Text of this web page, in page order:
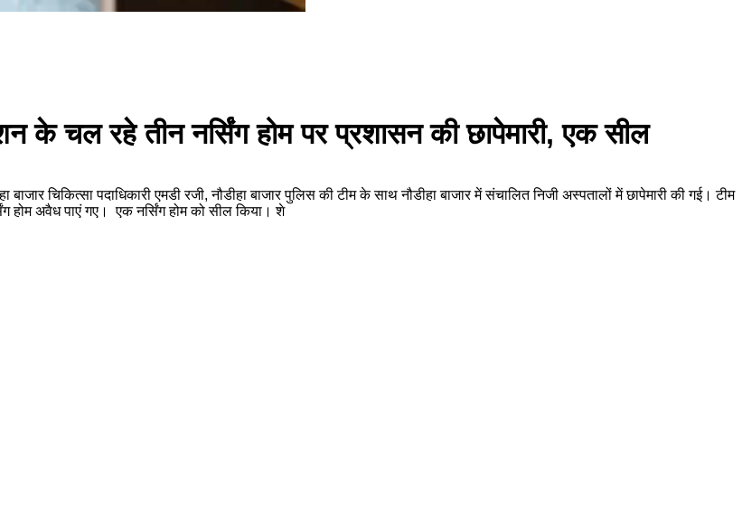
के चल रहे तीन नर्सिंग होम पर प्रशासन की छापेमारी, एक सील
चिकित्सा पदाधिकारी एमडी रजी, नौडीहा बाजार पुलिस की टीम के साथ नौडीहा बाजार में संचालित निजी अस्पतालों में छापेमारी की गई। टीम
होम अवैध पाएं गए। एक नर्सिंग होम को सील किया। शे